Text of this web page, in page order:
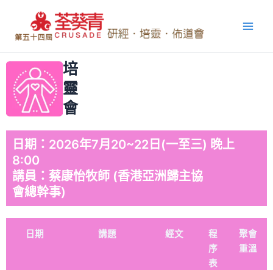
content
培
靈
會
日期：2026年7月20~22日(一至三) 晚上
8:00
講員：蔡康怡牧師 (香港亞洲歸主協
會總幹事)
日期 講題 經文
程
序
表
聚會
重溫